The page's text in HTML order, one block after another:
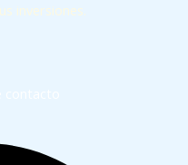
inversiones.